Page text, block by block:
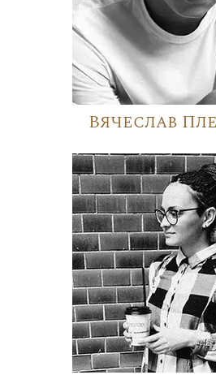
Вячеслав